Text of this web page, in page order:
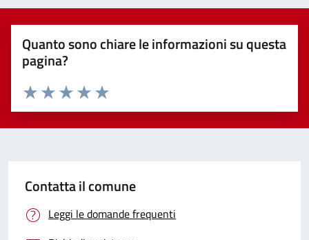
Quanto sono chiare le informazioni su questa
pagina?
Valuta 5 stelle su 5
Valuta 4 stelle su 5
Valuta 3 stelle su 5
Valuta 2 stelle su 5
Valuta 1 stelle su 5
Contatta il comune
Leggi le domande frequenti